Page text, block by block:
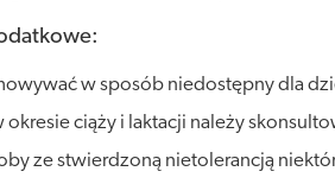
w sposób niedostępny dla
okresie ciąży i laktacji należy
ze stwierdzoną nietolerancją